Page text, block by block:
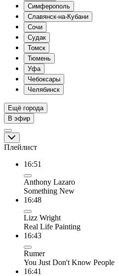
Симферополь
Славянск-на-Кубани
Сочи
Судак
Томск
Тюмень
Уфа
Чебоксары
Челябинск
Ещё города
В эфир
Плейлист
16:51
Anthony Lazaro
Something New
16:48
Lizz Wright
Real Life Painting
16:43
Rumer
You Just Don't Know People
16:41